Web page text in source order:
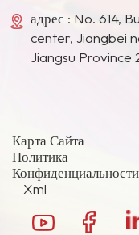
производителем
волластонита для
лакокрасочной
адрес : No. 614,
center, Jiangbei
Jiangsu Province
Карта Сайта
Политика
Конфиденциальности
Xml